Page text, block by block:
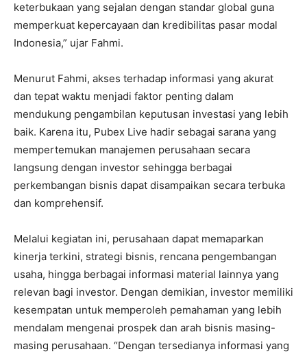
keterbukaan yang sejalan dengan standar global guna
memperkuat kepercayaan dan kredibilitas pasar modal
Indonesia,” ujar Fahmi.
Menurut Fahmi, akses terhadap informasi yang akurat
dan tepat waktu menjadi faktor penting dalam
mendukung pengambilan keputusan investasi yang lebih
baik. Karena itu, Pubex Live hadir sebagai sarana yang
mempertemukan manajemen perusahaan secara
langsung dengan investor sehingga berbagai
perkembangan bisnis dapat disampaikan secara terbuka
dan komprehensif.
Melalui kegiatan ini, perusahaan dapat memaparkan
kinerja terkini, strategi bisnis, rencana pengembangan
usaha, hingga berbagai informasi material lainnya yang
relevan bagi investor. Dengan demikian, investor memiliki
kesempatan untuk memperoleh pemahaman yang lebih
mendalam mengenai prospek dan arah bisnis masing-
masing perusahaan. “Dengan tersedianya informasi yang